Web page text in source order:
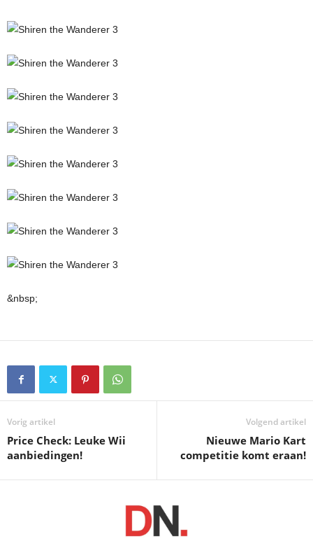
&nbsp;
Vorig artikel
Price Check: Leuke Wii
aanbiedingen!
Volgend artikel
Nieuwe Mario Kart
competitie komt eraan!